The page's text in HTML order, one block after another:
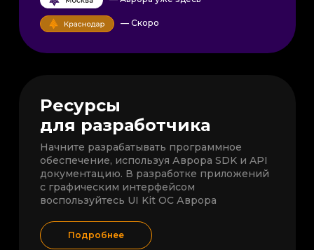
— Скоро
Ресурсы
для разработчика
Начните разрабатывать программное
обеспечение, используя Аврора SDK и API
документацию. В разработке приложений
с графическим интерфейсом
воспользуйтесь UI Kit ОС Аврора
Подробнее